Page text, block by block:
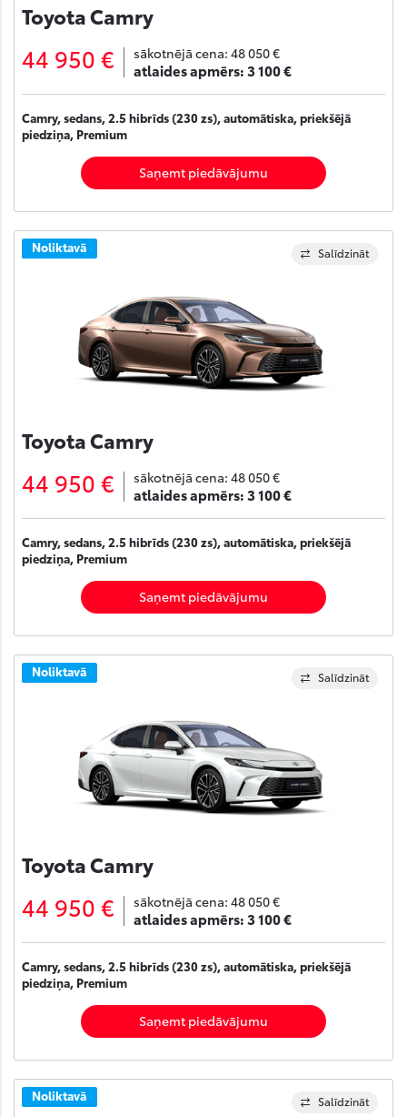
Toyota Camry
44 950 € sākotnējā cena: 48 050 €
atlaides apmērs:3 100 €
Camry, sedans, 2.5 hibrīds (230 zs), automātiska, priekšējā
piedziņa, Premium
Saņemt piedāvājumu
Salīdzināt
Noliktavā
Toyota Camry
44 950 € sākotnējā cena: 48 050 €
atlaides apmērs:3 100 €
Camry, sedans, 2.5 hibrīds (230 zs), automātiska, priekšējā
piedziņa, Premium
Saņemt piedāvājumu
Salīdzināt
Noliktavā
Toyota Camry
44 950 € sākotnējā cena: 48 050 €
atlaides apmērs:3 100 €
Camry, sedans, 2.5 hibrīds (230 zs), automātiska, priekšējā
piedziņa, Premium
Saņemt piedāvājumu
Salīdzināt
Noliktavā